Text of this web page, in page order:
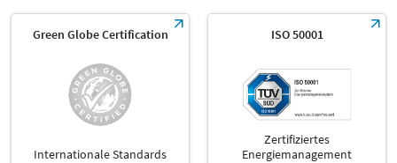
Green Globe Certification
Internationale Standards
ISO 50001
Zertifiziertes
Energiemanagement